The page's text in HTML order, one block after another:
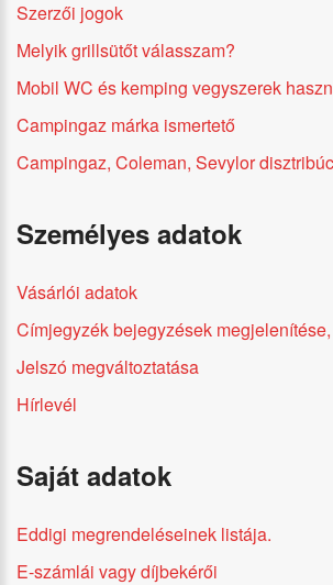
Szerzői jogok
Melyik grillsütőt válasszam?
Mobil WC és kemping vegyszerek
Campingaz márka ismertető
Campingaz, Coleman, Sevylor
Személyes adatok
Vásárlói adatok
Címjegyzék bejegyzések
Jelszó megváltoztatása
Hírlevél
Saját adatok
Eddigi megrendeléseinek listája.
E-számlái vagy díjbekérői